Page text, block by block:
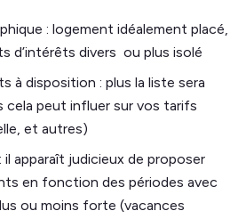
: logement idéalement placé,
d’intérêts divers ou plus isolé
à disposition : plus la liste sera
cela peut influer sur vos tarifs
et autres)
il apparaît judicieux de proposer
en fonction des périodes avec
ou moins forte (vacances